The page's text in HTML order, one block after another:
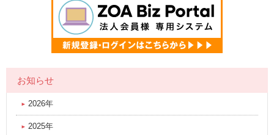
お知らせ
2026年
2025年